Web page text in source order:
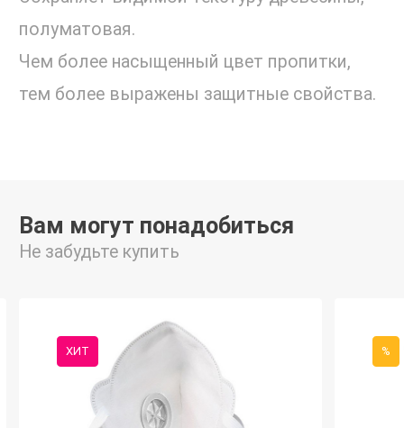
полуматовая.
Чем более насыщенный цвет пропитки,
тем более выражены защитные свойства.
Вам могут понадобиться
Не забудьте купить
ХИТ %